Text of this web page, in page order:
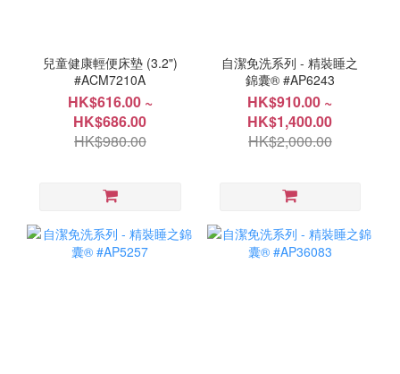
兒童健康輕便床墊 (3.2")
#ACM7210A
HK$616.00 ~
HK$686.00
HK$980.00
自潔免洗系列 - 精裝睡之
錦囊® #AP6243
HK$910.00 ~
HK$1,400.00
HK$2,000.00